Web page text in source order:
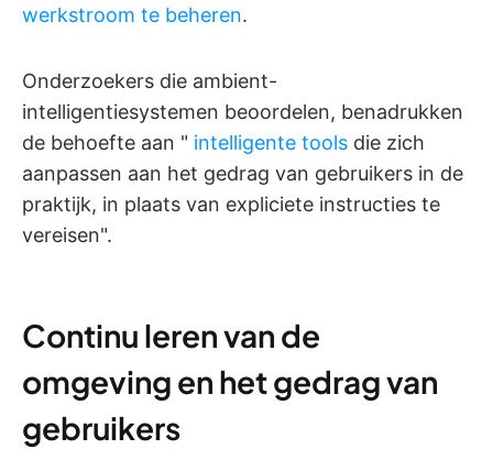
werkstroom te beheren.
Onderzoekers die ambient-
intelligentiesystemen beoordelen, benadrukken
de behoefte aan " intelligente tools die zich
aanpassen aan het gedrag van gebruikers in de
praktijk, in plaats van expliciete instructies te
vereisen".
Continu leren van de
omgeving en het gedrag van
gebruikers